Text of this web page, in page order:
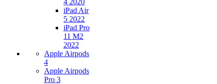
4 2020
iPad Air
5 2022
iPad Pro
11 M2
2022
Apple Airpods
4
Apple Airpods
Pro 3